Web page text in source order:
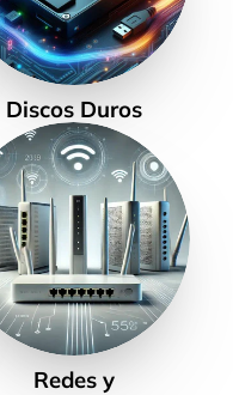
Discos Duros
Redes y